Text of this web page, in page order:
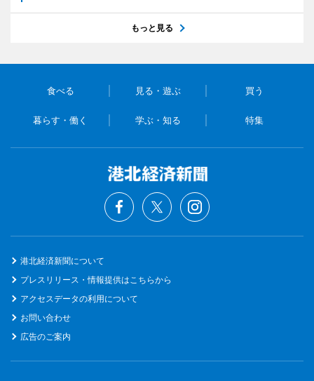
もっと見る
食べる 見る・遊ぶ 買う
暮らす・働く 学ぶ・知る 特集
港北経済新聞について
プレスリリース・情報提供はこちらから
アクセスデータの利用について
お問い合わせ
広告のご案内